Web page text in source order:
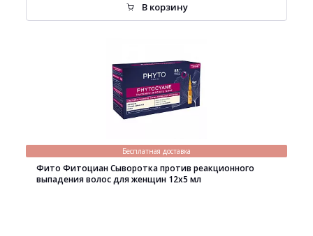
В корзину
Бесплатная доставка
Фито Фитоциан Сыворотка против реакционного
выпадения волос для женщин 12х5 мл